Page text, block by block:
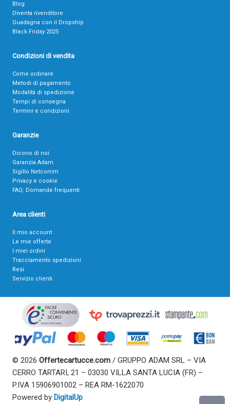
Blog
Diventa rivenditore
Guadagna con il Dropship
Black Friday 2025
Condizioni di vendita
Come ordinare
Metodi di pagamento
Modalità di spedizione
Tempi di consegna
Termini e condizioni
Garanzie
Dicono di noi
Garanzia Adam
Sigillo Netcomm
Privacy e cookie
FAQ: Domande frequenti
Area clienti
Il mio account
Le mie offerte
I miei ordini
Tracciamento spedizioni
Resi
Servizio clienti
© 2026 Offertecartucce.com / GRUPPO ADAM SRL – VIA
CERRO TARTARI, 21 – 03030 VILLA SANTA LUCIA (FR) –
P.IVA 15906901002 – REA RM-1622070
Powered by DigitalUp